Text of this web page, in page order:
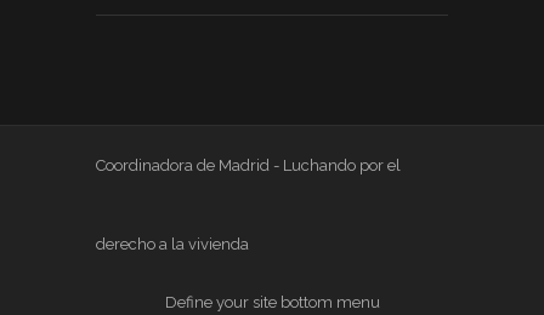
Coordinadora de Madrid - Luchando por el
derecho a la vivienda
Define your site bottom menu